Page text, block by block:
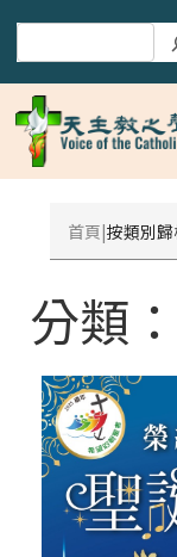
首頁 按類別
分類：